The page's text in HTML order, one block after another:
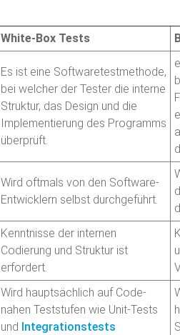
White-Box Tests
Es ist eine Softwaretestmethode,
bei welcher der Tester die interne
Struktur, das Design und die
Implementierung des Programms
überprüft.
Wird oftmals von den Software-
Entwicklern selbst durchgeführt.
Kenntnisse der internen
Codierung und Struktur ist
erfordert.
Wird hauptsächlich auf Code-
nahen Teststufen wie Unit-Tests
und Integrationstests